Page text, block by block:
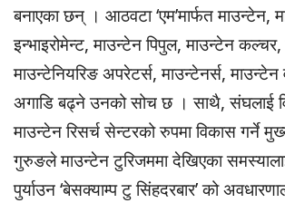
बनाएका छन् । आठवटा ‘एम’मार्फत माउन्टेन,
इन्भाइरोमेन्ट, माउन्टेन पिपुल, माउन्टेन
माउन्टेनियरिङ अपरेटर्स, माउन्टेनर्स, माउन्टेन
अगाडि बढ्ने उनको सोच छ । साथै, संघलाई
माउन्टेन रिसर्च सेन्टरको रुपमा विकास गर्ने
गुरुङले माउन्टेन टुरिजममा देखिएका
पुर्याउन ‘बेसक्याम्प टु सिंहदरबार’ को